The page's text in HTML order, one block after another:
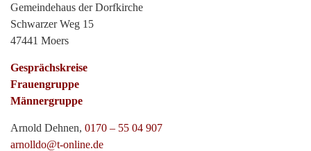
Gemeindehaus der Dorfkirche
Schwarzer Weg 15
47441 Moers
Gesprächskreise
Frauengruppe
Männergruppe
Arnold Dehnen, 0170 – 55 04 907
arnolldo@t-online.de